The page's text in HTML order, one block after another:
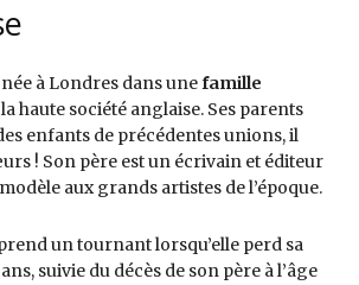
à Londres dans unefamille
haute société anglaise. Ses parents
enfants de précédentes unions, il
! Son père est un écrivain et éditeur
aux grands artistes de l’époque.
un tournant lorsqu’elle perd sa
suivie du décès de son père à l’âge